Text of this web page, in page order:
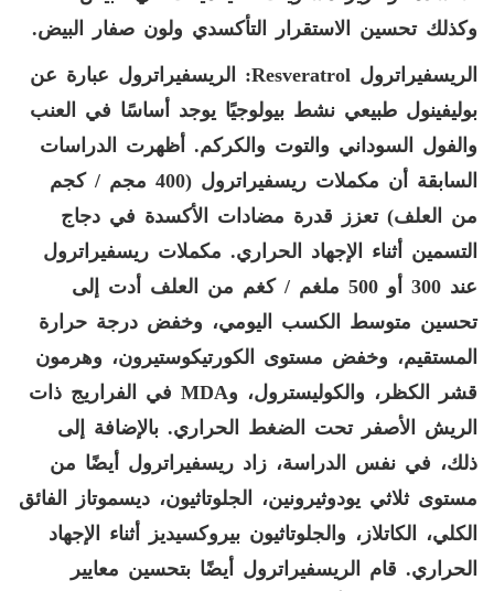
وكذلك تحسين الاستقرار التأكسدي ولون صفار البيض.
الريسفيراترول Resveratrol: الريسفيراترول عبارة عن
بوليفينول طبيعي نشط بيولوجيًا يوجد أساسًا في العنب
والفول السوداني والتوت والكركم. أظهرت الدراسات
السابقة أن مكملات ريسفيراترول (400 مجم / كجم
من العلف) تعزز قدرة مضادات الأكسدة في دجاج
التسمين أثناء الإجهاد الحراري. مكملات ريسفيراترول
عند 300 أو 500 ملغم / كغم من العلف أدت إلى
تحسين متوسط ​​الكسب اليومي، وخفض درجة حرارة
المستقيم، وخفض مستوى الكورتيكوستيرون، وهرمون
قشر الكظر، والكوليسترول، وMDA في الفراريج ذات
الريش الأصفر تحت الضغط الحراري. بالإضافة إلى
ذلك، في نفس الدراسة، زاد ريسفيراترول أيضًا من
مستوى ثلاثي يودوثيرونين، الجلوتاثيون، ديسموتاز الفائق
الكلي، الكاتلاز، والجلوتاثيون بيروكسيديز أثناء الإجهاد
الحراري. قام الريسفيراترول أيضًا بتحسين معايير